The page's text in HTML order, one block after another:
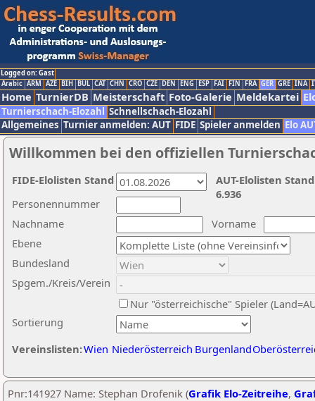
Logged on: Gast
Arabic ARM AZE BIH BUL CAT CHN CRO CZE DEN ENG ESP FAI FIN FRA GER GRE INA
Home TurnierDB Meisterschaft Foto-Galerie Meldekartei
Turnierschach-Elozahl Schnellschach-Elozahl
Allgemeines Turnier anmelden: AUT FIDE Spieler anmelden Elo
Willkommen bei den offiziellen
Nachname
Vorname
Ebene
Sortierung
Personennummer
Bundesland
Spgem./Kreis/Verein
Nur "österreichische" Spieler
Vereinslisten:Wien Niederösterreich Burgenland
AUT-Elolisten
6.936
FIDE-Elolisten Stand
Pnr:141927 Name: Stephan Drofenik (Grafik Elo-Zeitreihe,